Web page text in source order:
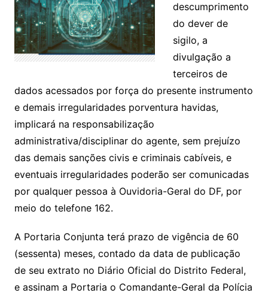
descumprimento
do dever de
sigilo, a
divulgação a
terceiros de
dados acessados por força do presente instrumento
e demais irregularidades porventura havidas,
implicará na responsabilização
administrativa/disciplinar do agente, sem prejuízo
das demais sanções civis e criminais cabíveis, e
eventuais irregularidades poderão ser comunicadas
por qualquer pessoa à Ouvidoria-Geral do DF, por
meio do telefone 162.
A Portaria Conjunta terá prazo de vigência de 60
(sessenta) meses, contado da data de publicação
de seu extrato no Diário Oficial do Distrito Federal,
e assinam a Portaria o Comandante-Geral da Polícia